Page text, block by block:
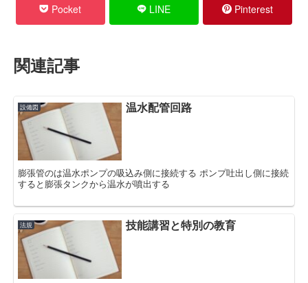
Pocket LINE Pinterest
関連記事
設備図 温水配管回路
膨張管のは温水ポンプの吸込み側に接続する ポンプ吐出し側に接続
すると膨張タンクから温水が噴出する
法規 技能講習と特別の教育